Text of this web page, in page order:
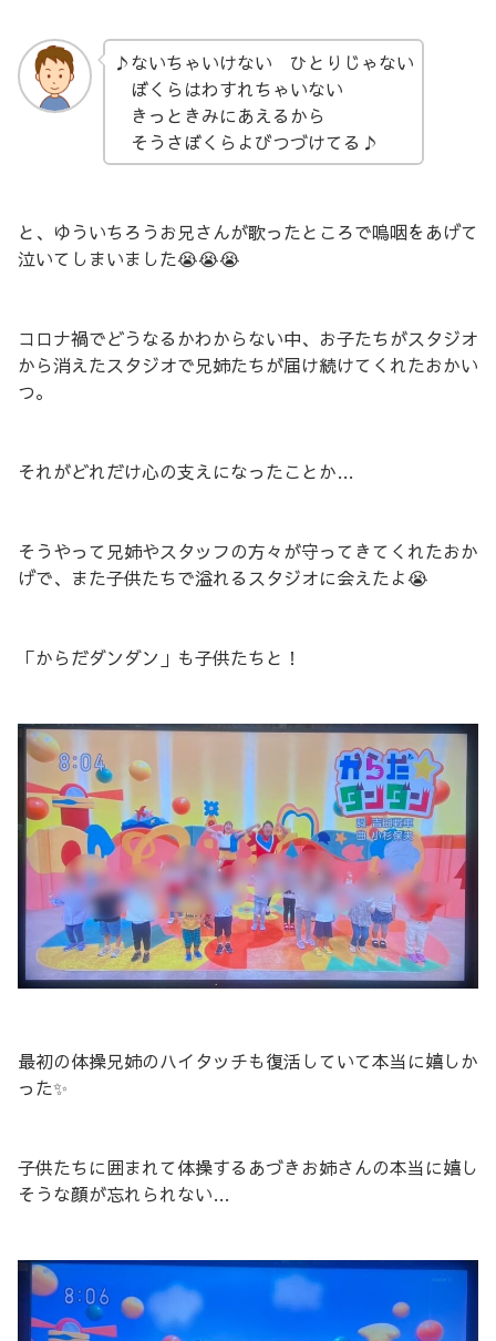
♪ないちゃいけない ひとりじゃない
ぼくらはわすれちゃいない
きっときみにあえるから
そうさぼくらよびつづけてる♪
と、ゆういちろうお兄さんが歌ったところで嗚咽をあげて
泣いてしまいました😭😭😭
コロナ禍でどうなるかわからない中、お子たちがスタジオ
から消えたスタジオで兄姉たちが届け続けてくれたおかい
つ。
それがどれだけ心の支えになったことか…
そうやって兄姉やスタッフの方々が守ってきてくれたおか
げで、また子供たちで溢れるスタジオに会えたよ😭
「からだダンダン」も子供たちと！
最初の体操兄姉のハイタッチも復活していて本当に嬉しか
った✨
子供たちに囲まれて体操するあづきお姉さんの本当に嬉し
そうな顔が忘れられない…